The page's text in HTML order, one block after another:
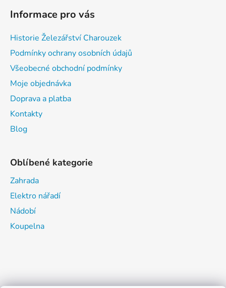
Informace pro vás
Historie Železářství Charouzek
Podmínky ochrany osobních údajů
Všeobecné obchodní podmínky
Moje objednávka
Doprava a platba
Kontakty
Blog
Oblíbené kategorie
Zahrada
Elektro nářadí
Nádobí
Koupelna